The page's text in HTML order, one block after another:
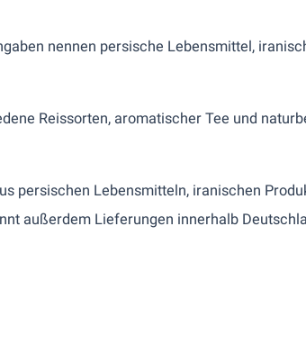
nennen persische Lebensmittel,
Reissorten, aromatischer Tee und
persischen Lebensmitteln, iranischen
außerdem Lieferungen innerhalb